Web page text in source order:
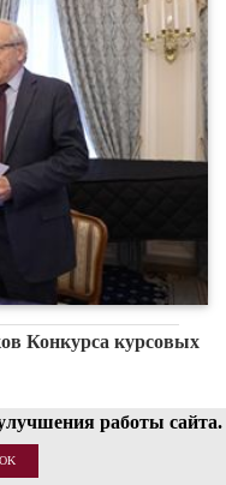
Конкурса курсовых
работы сайта.
OK